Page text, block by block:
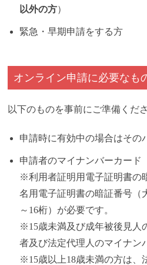
以外の方）
緊急・早期申請をする方
オンライン申請に必要なも
以下のものを事前にご準備くだ
申請時に有効中の場合はその
申請者のマイナンバーカード
※利用者証明用電子証明書の
名用電子証明書の暗証番号（
～16桁）が必要です。
※15歳未満及び成年被後見人
者及び法定代理人のマイナン
※15歳以上18歳未満の方は、